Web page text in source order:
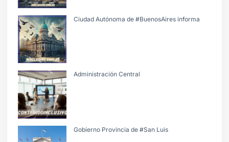
Ciudad Autónoma de #BuenosAires informa
Administración Central
Gobierno Provincia de #San Luis